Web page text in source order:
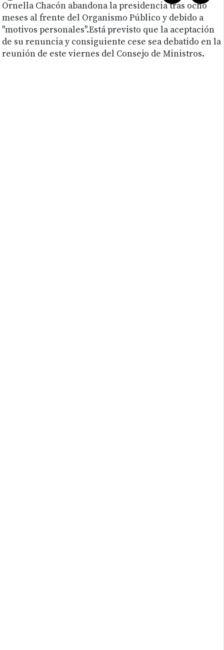
Ornella Chacón abandona la presidencia tras ocho
meses al frente del Organismo Público y debido a
"motivos personales".Está previsto que la aceptación
de su renuncia y consiguiente cese sea debatido en la
reunión de este viernes del Consejo de Ministros.